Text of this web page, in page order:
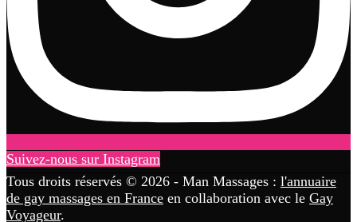
Suivez-nous sur Instagram
Tous droits réservés © 2026 - Man Massages : l'annuaire
de gay massages en France en collaboration avec le Gay
Voyageur.